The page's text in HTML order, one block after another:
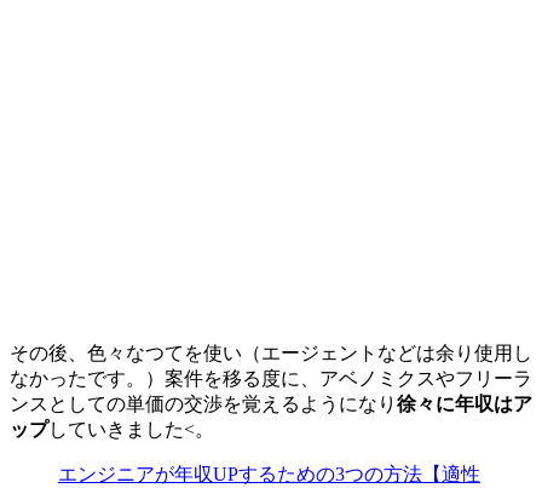
その後、色々なつてを使い（エージェントなどは余り使用し
なかったです。
）案件を移る度に、アベノミクスやフリーラ
ンスとしての単価の交渉を覚えるようになり 徐々に年収はア
ップしていきました<。
エンジニアが年収UPするための3つの方法【適性